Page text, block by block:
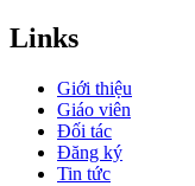
Links
Giới thiệu
Giáo viên
Đối tác
Đăng ký
Tin tức